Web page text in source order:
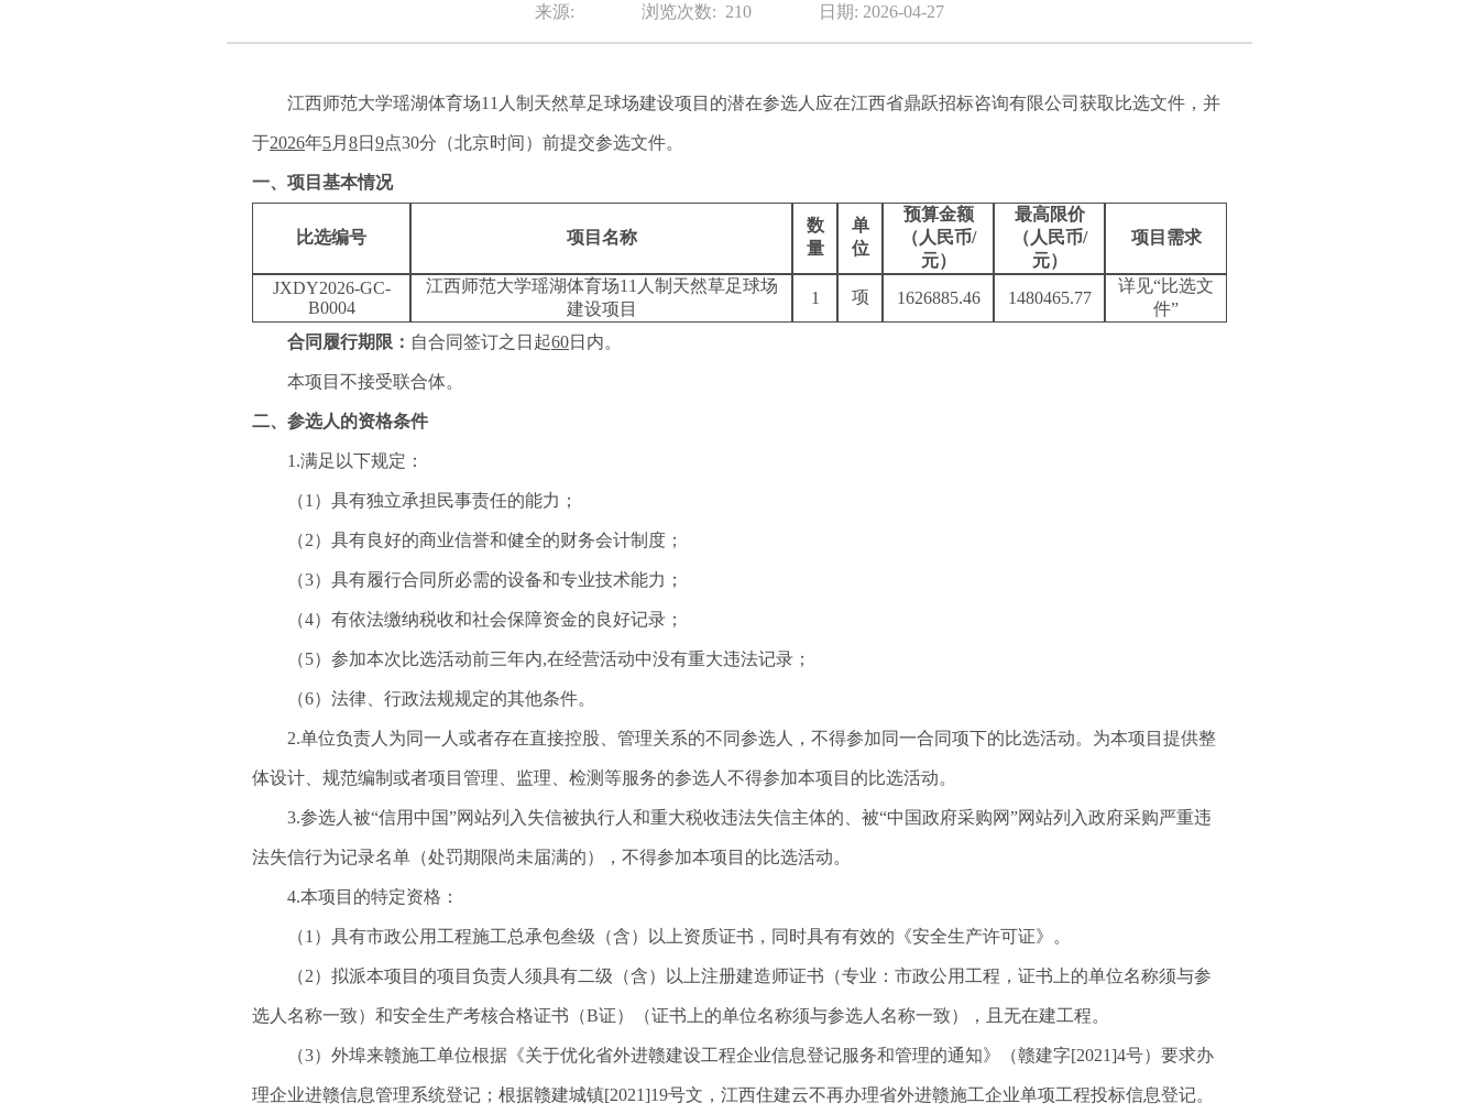
来源: 浏览次数: 210 日期: 2026-04-27
江西师范大学瑶湖体育场11人制天然草足球场建设项目 的潜在参选人应在江西省鼎跃招标咨询有限公司获取比选文件，并
于2026年5月 8日 9点30分（北京时间）前提交参选文件。
一、 项目基本情况
比选编号 项目名称
数
量
单
位
预算金额
（人民币/
元）
最高限价
（人民币/
元）
项目需求
JXDY2026-GC-
B0004
江西师范大学瑶湖体育场11人制天然草足球场
建设项目
1 项 1626885.46 1480465.77
详见“比选文
件”
合同履行期限 ： 自合同签订之日起60日内。
本项目不接受联合体。
二、参选人的资格条件
1.满足以下规定：
（1）具有独立承担民事责任的能力；
（2）具有良好的商业信誉和健全的财务会计制度；
（3）具有履行合同所必需的设备和专业技术能力；
（4）有依法缴纳税收和社会保障资金的良好记录；
（5）参加本次比选活动前三年内,在经营活动中没有重大违法记录；
（6）法律、行政法规规定的其他条件。
2.单位负责人为同一人或者存在直接控股、管理关系的不同参选人，不得参加同一合同项下的比选活动。 为本项目提供整
体设计、规范编制或者项目管理、监理、检测等服务的参选人不得参加本项目的比选活动。
3.参选人被“信用中国”网站列入失信被执行人和重大税收违法失信主体的、被“中国政府采购网”网站列入政府采购严重违
法失信行为记录名单（处罚期限尚未届满的），不得参加本项目的比选活动。
4.本项目的特定资格：
（1）具有市政公用工程施工总承包叁级 （含） 以上资质证书，同时具有有效的《安全生产许可证》。
（2）拟派本项目的项目负责人须具有二级（含）以上注册建造师证书（专业： 市政公用工程 ，证书上的单位名称须与参
选人 名称一致）和安全生产考核合格证书（B证）（证书上的单位名称须与参选人 名称一致），且无在建工程。
（3）外埠来赣施工单位根据《关于优化省外进赣建设工程企业信息登记服务和管理的通知》（赣建字[2021]4号）要求办
理企业进赣信息管理系统登记；根据赣建城镇[2021]19号文，江西住建云不再办理省外进赣施工企业单项工程投标信息登记。